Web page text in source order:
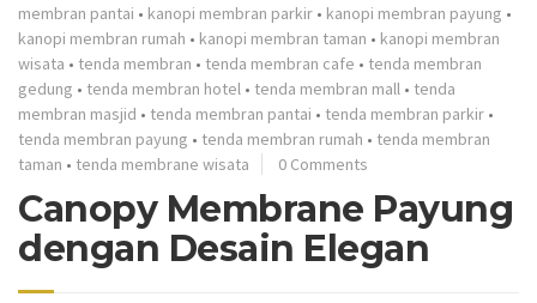
membran pantai • kanopi membran parkir • kanopi membran payung •
kanopi membran rumah • kanopi membran taman • kanopi membran
wisata • tenda membran • tenda membran cafe • tenda membran
gedung • tenda membran hotel • tenda membran mall • tenda
membran masjid • tenda membran pantai • tenda membran parkir •
tenda membran payung • tenda membran rumah • tenda membran
taman • tenda membrane wisata 0 Comments
Canopy Membrane Payung
dengan Desain Elegan